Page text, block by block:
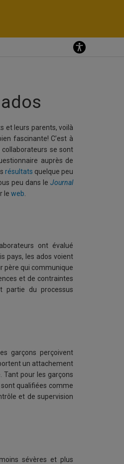
et leurs parents, voilà
fascinante! C’est à
collaborateurs se sont
auprès de
résultats quelque peu
peu dans le Journal
le web
ont évalué
pays, les ados voient
père qui communique
et de contraintes
partie du processus
garçons perçoivent
un attachement
pour les garçons
qualifiées comme
et de supervision
sévères et plus